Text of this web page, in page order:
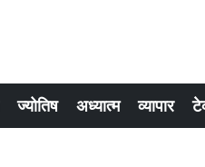
ज्योतिष अध्यात्म व्यापार